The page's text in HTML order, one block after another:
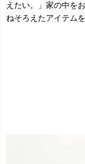
えたい。」家の中を
ねそろえたアイテム